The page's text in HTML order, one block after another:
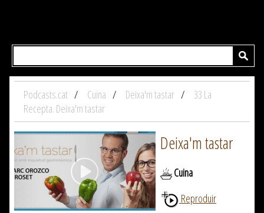
Podcasts.cat Cuina Deixa'm tastar
33 La
Recepta. Deixa'm tastar
Deixa'm tastar
Cuina
Reproduir